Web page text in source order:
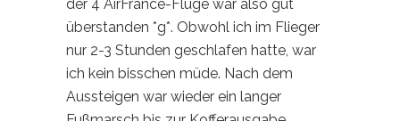
der 4 AirFrance-Flüge war also gut
überstanden *g*. Obwohl ich im Flieger
nur 2-3 Stunden geschlafen hatte, war
ich kein bisschen müde. Nach dem
Aussteigen war wieder ein langer